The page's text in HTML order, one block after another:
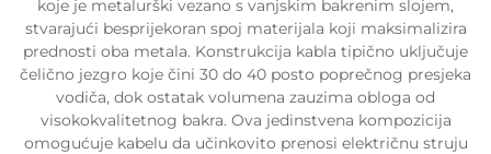
koje je metalurški vezano s vanjskim bakrenim slojem,
stvarajući besprijekoran spoj materijala koji maksimalizira
prednosti oba metala. Konstrukcija kabla tipično uključuje
čelično jezgro koje čini 30 do 40 posto poprečnog presjeka
vodiča, dok ostatak volumena zauzima obloga od
visokokvalitetnog bakra. Ova jedinstvena kompozicija
omogućuje kabelu da učinkovito prenosi električnu struju